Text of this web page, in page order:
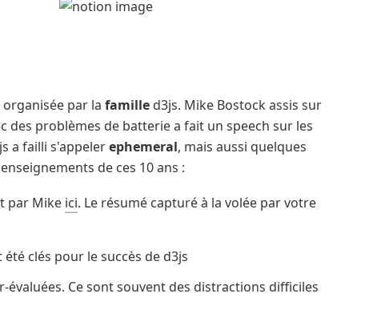
organisée par la famille d3js. Mike Bostock assis sur
des problèmes de batterie a fait un speech sur les
a failli s'appeler ephemeral, mais aussi quelques
de ces 10 ans :
par Mike ici. Le résumé capturé à la volée par votre
clés pour le succès de d3js
Ce sont souvent des distractions difficiles